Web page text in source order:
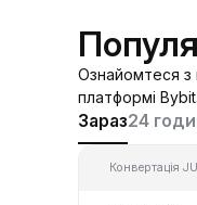
Ознайомтеся з
платформі Bybit.
Зараз24
Конвертація